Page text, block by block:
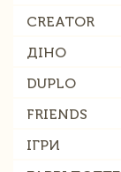
CREATOR
ДІНО
DUPLO
FRIENDS
ІГРИ